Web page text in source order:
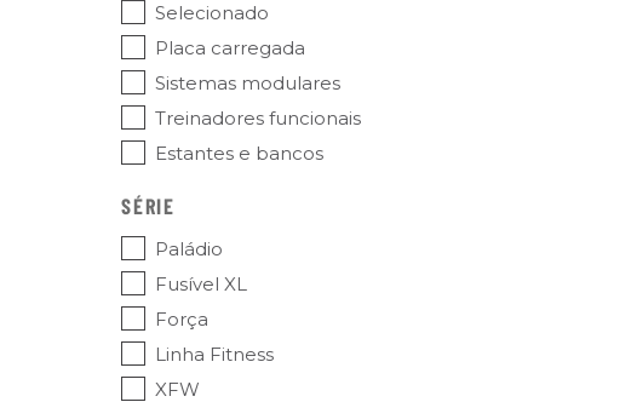
Selecionado
Placa carregada
Sistemas modulares
Treinadores funcionais
Estantes e bancos
SÉRIE
Paládio
Fusível XL
Força
Linha Fitness
XFW